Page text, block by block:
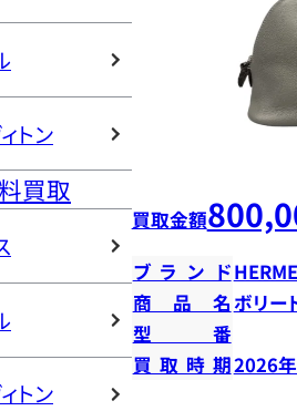
トン
買取
トン
買取金額
ブランド
商品名ボリー
型番
買取時期2026